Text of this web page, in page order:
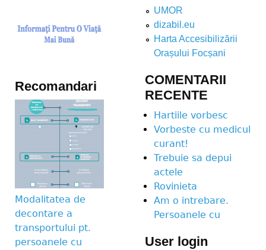
Recomandari
Modalitatea de
decontare a
transportului pt.
persoanele cu
UMOR
dizabil.eu
Harta Accesibilizării
Orașului Focșani
COMENTARII
RECENTE
Hartiile vorbesc
Vorbeste cu medicul
curant!
Trebuie sa depui
actele
Rovinieta
Am o intrebare.
Persoanele cu
User login